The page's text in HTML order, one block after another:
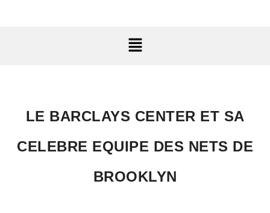
LE BARCLAYS CENTER ET SA
CELEBRE EQUIPE DES NETS DE
BROOKLYN